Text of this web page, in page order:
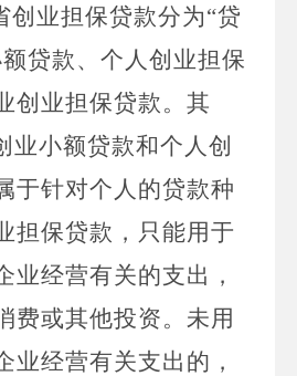
创业担保贷款分为“贷
贷款、个人创业担保
创业担保贷款。其
业小额贷款和个人创
于针对个人的贷款种
担保贷款，只能用于
业经营有关的支出，
费或其他投资。未用
业经营有关支出的，